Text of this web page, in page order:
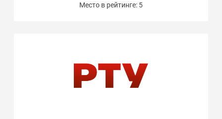
Место в рейтинге: 5